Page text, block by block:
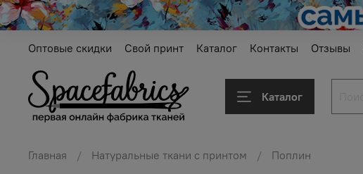
Оптовые скидки Свой принт Каталог Контакты Отзывы
Каталог
Главная Натуральные ткани с принтом Поплин